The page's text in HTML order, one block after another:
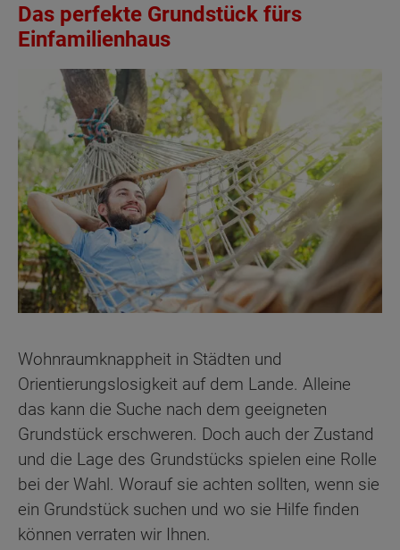
Das perfekte Grundstück fürs
Einfamilienhaus
Wohnraumknappheit in Städten und
Orientierungslosigkeit auf dem Lande. Alleine
das kann die Suche nach dem geeigneten
Grundstück erschweren. Doch auch der Zustand
und die Lage des Grundstücks spielen eine Rolle
bei der Wahl. Worauf sie achten sollten, wenn sie
ein Grundstück suchen und wo sie Hilfe finden
können verraten wir Ihnen.